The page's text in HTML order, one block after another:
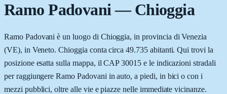
Ramo Padovani—Chioggia
Ramo Padovani è un luogo di Chioggia, in provincia di Venezia
(VE), in Veneto. Chioggia conta circa 49.735 abitanti. Qui trovi la
posizione esatta sulla mappa, il CAP 30015 e le indicazioni stradali
per raggiungere Ramo Padovani in auto, a piedi, in bici o con i
mezzi pubblici, oltre alle vie e piazze nelle immediate vicinanze.